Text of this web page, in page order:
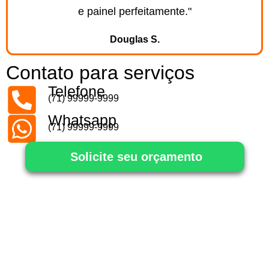
e painel perfeitamente."
Douglas S.
Contato para serviços
Telefone
(71) 99999-9999
Whatsapp
(71) 99999-9999
Solicite seu orçamento